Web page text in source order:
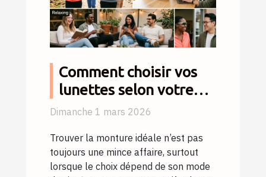
Comment choisir vos
lunettes selon votre
style de vie quotidien ?
Dimanche 1 mars 2026
Trouver la monture idéale n’est pas
toujours une mince affaire, surtout
lorsque le choix dépend de son mode